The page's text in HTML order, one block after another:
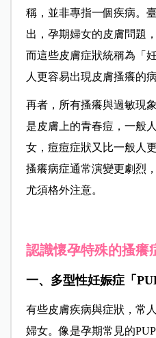
稱，並非專指一個疾病。
出，孕期婦女的皮膚問題
而這些皮膚症狀統稱為「
人更容易出現皮膚搔癢的病
再者，所有搔癢與過敏現
是皮膚上的青春痘，一般
女，痘痘症狀又比一般人
搔癢病症通常演變更劇烈
尤須格外注意。
認識懷孕特殊的搔癢
一、多型性妊娠症「
有些皮膚疾病與症狀，常
婦女。像是孕期常見的